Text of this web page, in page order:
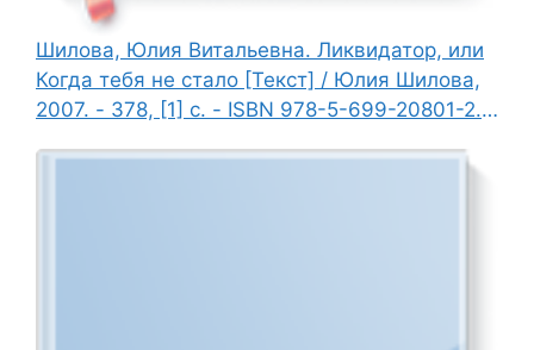
Шилова, Юлия Витальевна. Ликвидатор, или
Когда тебя не стало [Текст] / Юлия Шилова,
2007. - 378, [1] с. - ISBN 978-5-699-20801-2.